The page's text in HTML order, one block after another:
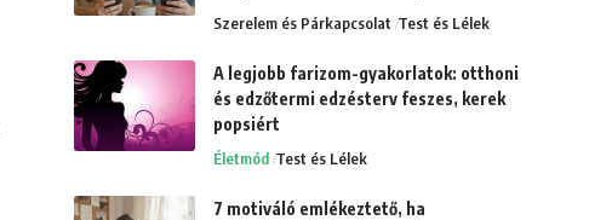
Szerelem és Párkapcsolat Test és Lélek
A legjobb farizom-gyakorlatok: otthoni
és edzőtermi edzésterv feszes, kerek
popsiért
Életmód Test és Lélek
7 motiváló emlékeztető, ha